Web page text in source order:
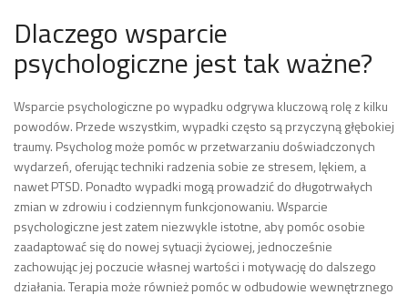
Dlaczego wsparcie
psychologiczne jest tak ważne?
Wsparcie psychologiczne po wypadku odgrywa kluczową rolę z kilku
powodów. Przede wszystkim, wypadki często są przyczyną głębokiej
traumy. Psycholog może pomóc w przetwarzaniu doświadczonych
wydarzeń, oferując techniki radzenia sobie ze stresem, lękiem, a
nawet PTSD. Ponadto wypadki mogą prowadzić do długotrwałych
zmian w zdrowiu i codziennym funkcjonowaniu. Wsparcie
psychologiczne jest zatem niezwykle istotne, aby pomóc osobie
zaadaptować się do nowej sytuacji życiowej, jednocześnie
zachowując jej poczucie własnej wartości i motywację do dalszego
działania. Terapia może również pomóc w odbudowie wewnętrznego